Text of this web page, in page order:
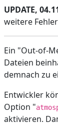
UPDATE,
weitere
Ein "Out-of-
Dateien
demnach zu
Entwickler
Option "
aktivieren.